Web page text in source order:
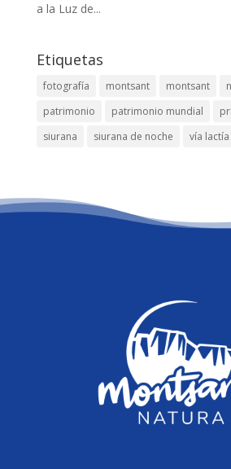
a la Luz de...
Etiquetas
fotografía montsant montsant
patrimonio
patrimonio mundial
siurana
siurana de noche vía lactía